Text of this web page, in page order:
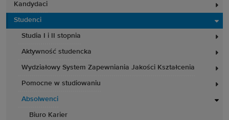
Kandydaci
Studenci
Studia I i II stopnia
Aktywność studencka
Wydziałowy System Zapewniania Jakości Kształcenia
Pomocne w studiowaniu
Absolwenci
Biuro Karier